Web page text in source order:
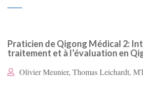
Praticien de Qigong Médical 2:
traitement et à l’évaluation en
Olivier Meunier, Thomas Leichardt,